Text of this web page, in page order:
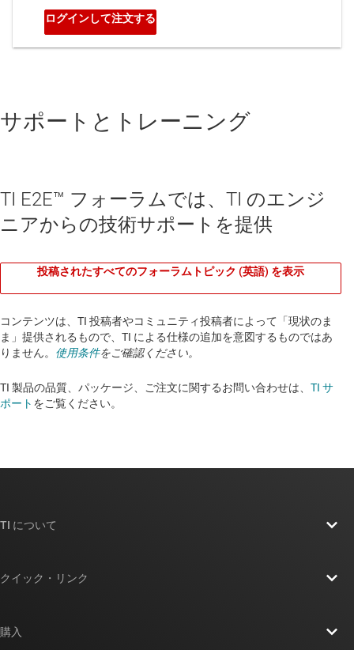
サポートとトレーニング
TI E2E™ フォーラムでは、TI のエンジ
ニアからの技術サポートを提供
投稿されたすべてのフォーラムトピック (英語) を表示
コンテンツは、TI 投稿者やコミュニティ投稿者によって「現状のま
ま」提供されるもので、TI による仕様の追加を意図するものではあ
りません。 使用条件をご確認ください。
TI 製品の品質、パッケージ、ご注文に関するお問い合わせは、 TI サ
ポート をご覧ください。​​​​​​​​​​​​​​
TI について
クイック・リンク
購入